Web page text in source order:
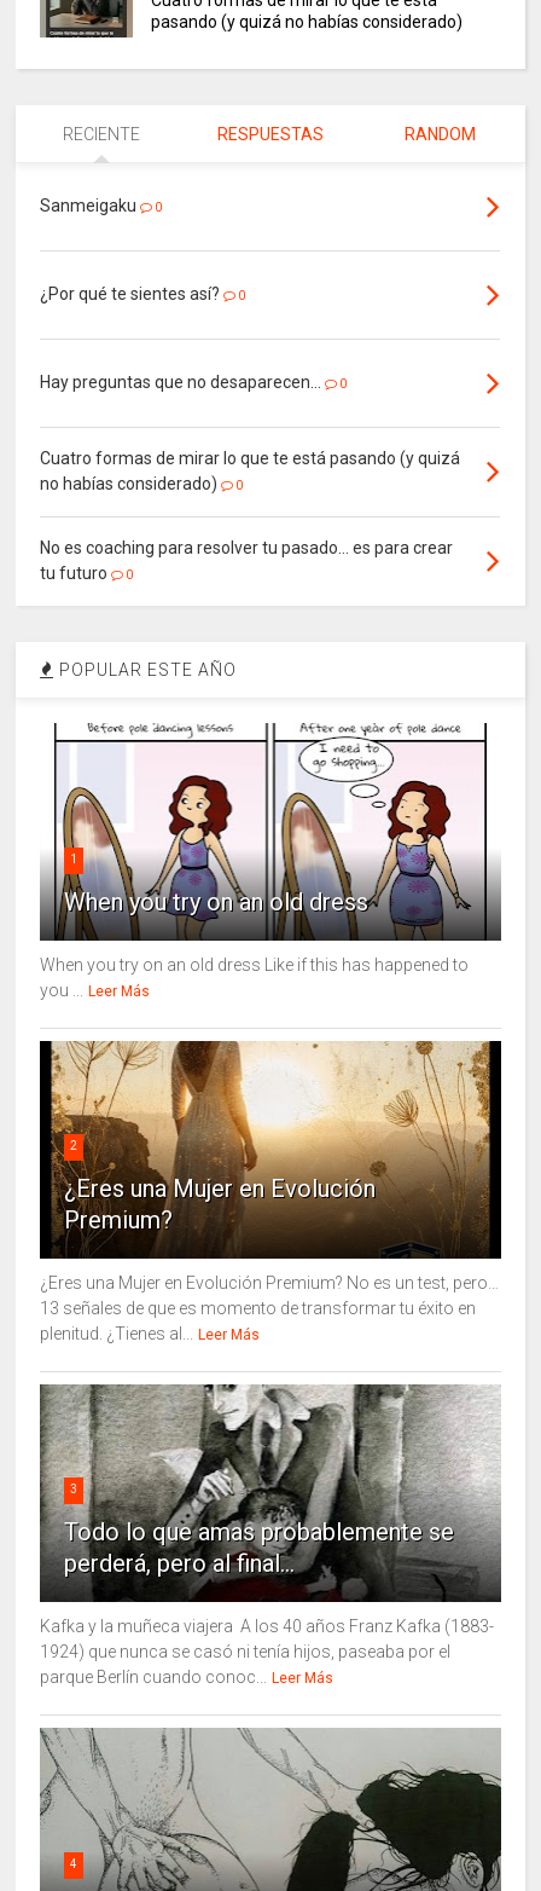
pasando (y quizá no habías considerado)
RECIENTE RESPUESTAS RANDOM
Sanmeigaku 0
¿Por qué te sientes así? 0
Hay preguntas que no desaparecen… 0
Cuatro formas de mirar lo que te está pasando (y quizá
no habías considerado)
0
No es coaching para resolver tu pasado… es para crear
tu futuro
0
POPULAR ESTE AÑO
1
When you try on an old dress
When you try on an old dress Like if this has happened to
you ...
Leer Más
2
¿Eres una Mujer en Evolución
Premium?
¿Eres una Mujer en Evolución Premium? No es un test, pero…
13 señales de que es momento de transformar tu éxito en
plenitud. ¿Tienes al...
Leer Más
3
Todo lo que amas probablemente se
perderá, pero al final...
Kafka y la muñeca viajera A los 40 años Franz Kafka (1883-
1924) que nunca se casó ni tenía hijos, paseaba por el
parque Berlín cuando conoc...
Leer Más
4